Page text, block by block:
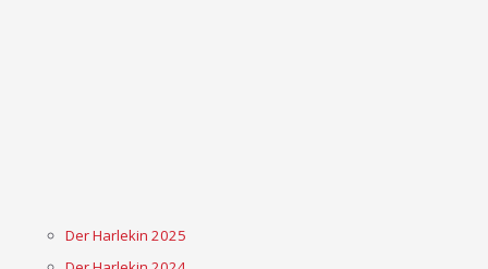
Der Harlekin 2025